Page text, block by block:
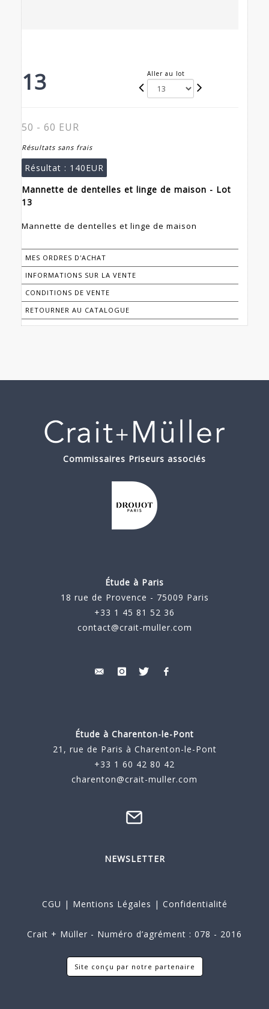
13 Aller au lot
50 - 60 EUR
Résultats sans frais
Résultat : 140EUR
Mannette de dentelles et linge de maison - Lot
13
Mannette de dentelles et linge de maison
MES ORDRES D'ACHAT
INFORMATIONS SUR LA VENTE
CONDITIONS DE VENTE
RETOURNER AU CATALOGUE
Commissaires Priseurs associés
Étude à Paris
18 rue de Provence - 75009 Paris
+33 1 45 81 52 36
contact@crait-muller.com
Étude à Charenton-le-Pont
21, rue de Paris à Charenton-le-Pont
+33 1 60 42 80 42
charenton@crait-muller.com
NEWSLETTER
CGU | Mentions Légales | Confidentialité
Crait + Müller - Numéro d’agrément : 078 - 2016
Site conçu par notre partenaire